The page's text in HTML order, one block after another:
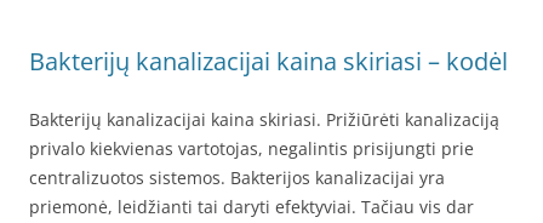
Bakterijų kanalizacijai kaina skiriasi – kodėl
Bakterijų kanalizacijai kaina skiriasi. Prižiūrėti kanalizaciją
privalo kiekvienas vartotojas, negalintis prisijungti prie
centralizuotos sistemos. Bakterijos kanalizacijai yra
priemonė, leidžianti tai daryti efektyviai. Tačiau vis dar